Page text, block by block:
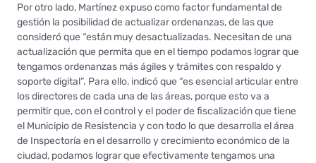
Por otro lado, Martínez expuso como factor fundamental de
gestión la posibilidad de actualizar ordenanzas, de las que
consideró que “están muy desactualizadas. Necesitan de una
actualización que permita que en el tiempo podamos lograr que
tengamos ordenanzas más ágiles y trámites con respaldo y
soporte digital”. Para ello, indicó que “es esencial articular entre
los directores de cada una de las áreas, porque esto va a
permitir que, con el control y el poder de fiscalización que tiene
el Municipio de Resistencia y con todo lo que desarrolla el área
de Inspectoría en el desarrollo y crecimiento económico de la
ciudad, podamos lograr que efectivamente tengamos una